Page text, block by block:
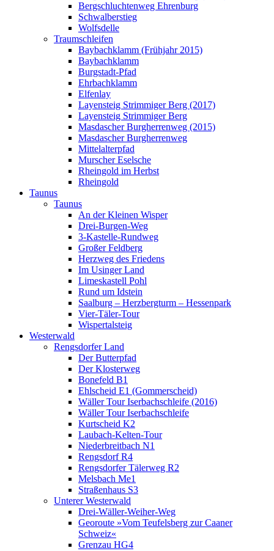
Bergschluchtenweg Ehrenburg
Schwalberstieg
Wolfsdelle
Traumschleifen
Baybachklamm (Frühjahr 2015)
Baybachklamm
Burgstadt-Pfad
Ehrbachklamm
Elfenlay
Layensteig Strimmiger Berg (2017)
Layensteig Strimmiger Berg
Masdascher Burgherrenweg (2015)
Masdascher Burgherrenweg
Mittelalterpfad
Murscher Eselsche
Rheingold im Herbst
Rheingold
Taunus
Taunus
An der Kleinen Wisper
Drei-Burgen-Weg
3-Kastelle-Rundweg
Großer Feldberg
Herzweg des Friedens
Im Usinger Land
Limeskastell Pohl
Rund um Idstein
Saalburg – Herzbergturm – Hessenpark
Vier-Täler-Tour
Wispertalsteig
Westerwald
Rengsdorfer Land
Der Butterpfad
Der Klosterweg
Bonefeld B1
Ehlscheid E1 (Gommerscheid)
Wäller Tour Iserbachschleife (2016)
Wäller Tour Iserbachschleife
Kurtscheid K2
Laubach-Kelten-Tour
Niederbreitbach N1
Rengsdorf R4
Rengsdorfer Tälerweg R2
Melsbach Me1
Straßenhaus S3
Unterer Westerwald
Drei-Wäller-Weiher-Weg
Georoute »Vom Teufelsberg zur Caaner
Schweiz«
Grenzau HG4